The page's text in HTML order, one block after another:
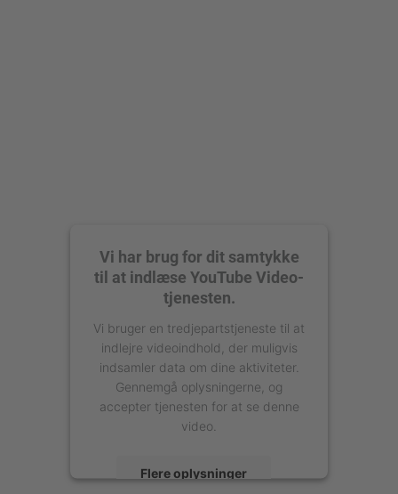
Vi har brug for dit samtykke
til at indlæse YouTube Video-
tjenesten.
Vi bruger en tredjepartstjeneste til at
indlejre videoindhold, der muligvis
indsamler data om dine aktiviteter.
Gennemgå oplysningerne, og
accepter tjenesten for at se denne
video.
Flere oplysninger